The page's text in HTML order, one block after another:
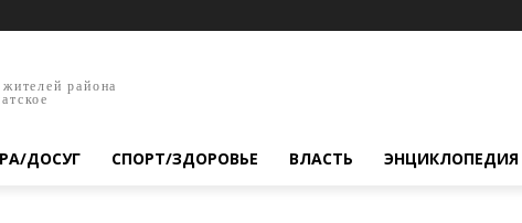
района
ДОСУГ СПОРТ/ЗДОРОВЬЕ ВЛАСТЬ ЭНЦИКЛОПЕДИЯ